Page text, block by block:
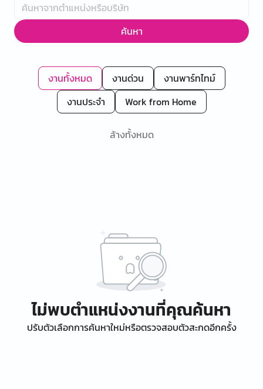
ค้นหา
งานทั้งหมด งานด่วน
งานพาร์ทไทม์
งานประจำ
Work from Home
ล้างทั้งหมด
ไม่พบตำแหน่งงานที่คุณค้นหา
ปรับตัวเลือกการค้นหาใหม่หรือตรวจสอบตัวสะกดอีกครั้ง